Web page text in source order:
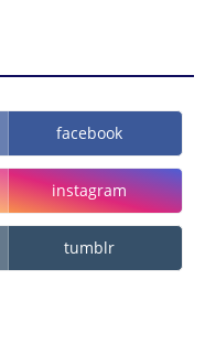
facebook
instagram
tumblr